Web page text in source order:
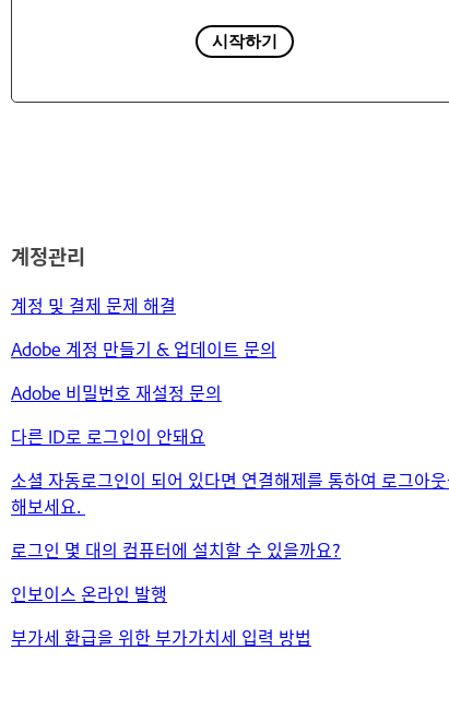
시작하기
계정관리
계정 및 결제 문제 해결
Adobe 계정 만들기 & 업데이트 문의
Adobe 비밀번호 재설정 문의
다른 ID로 로그인이 안돼요
소셜 자동로그인이 되어 있다면 연결해제를 통하여 로그아
해보세요.
로그인 몇 대의 컴퓨터에 설치할 수 있을까요?
인보이스 온라인 발행
부가세 환급을 위한 부가가치세 입력 방법